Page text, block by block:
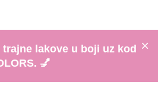
trajne lakove u boji uz kod
💅